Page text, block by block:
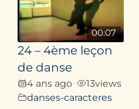
00:07
24 – 4ème leçon
de danse
4 ans ago• 13views
danses-caracteres